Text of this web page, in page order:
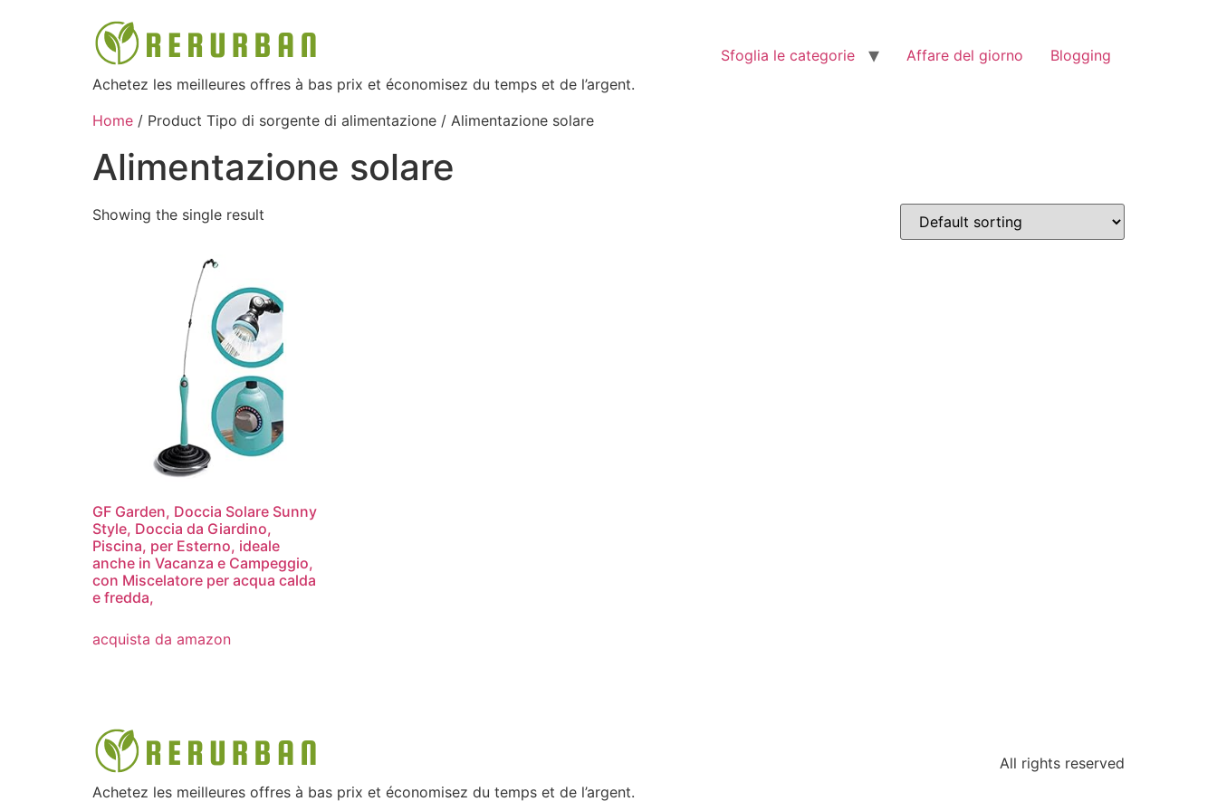
Achetez les meilleures offres à bas prix et économisez du temps et de l’argent.
Sfoglia le categorie Affare del giorno Blogging
Home / Product Tipo di sorgente di alimentazione / ‎Alimentazione solare
‎Alimentazione solare
Showing the single result
GF Garden, Doccia Solare Sunny
Style, Doccia da Giardino,
Piscina, per Esterno, ideale
anche in Vacanza e Campeggio,
con Miscelatore per acqua calda
e fredda,
acquista da amazon
Achetez les meilleures offres à bas prix et économisez du temps et de l’argent.
All rights reserved